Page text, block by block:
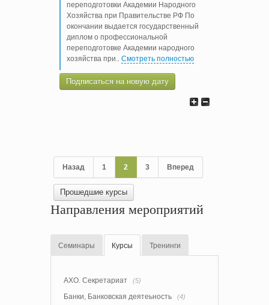
переподготовки Академии Народного
Хозяйства при Правительстве РФ По
окончании выдается государственный
диплом о профессиональной
переподготовке Академии народного
хозяйства при.. Смотреть полностью
Подписаться на новую дату
Назад 1 2 3 Вперед
Прошедшие курсы
Направления мероприятий
Семинары Курсы Тренинги
АХО. Секретариат (5)
Банки, Банковская деятеьность (4)